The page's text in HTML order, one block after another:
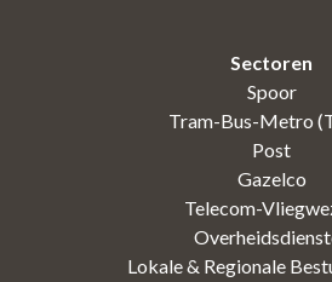
Sectoren
Spoor
Tram-Bus-Metro
Post
Gazelco
Telecom-
Lokale & Regionale